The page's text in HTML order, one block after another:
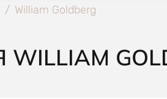
/ William Goldberg